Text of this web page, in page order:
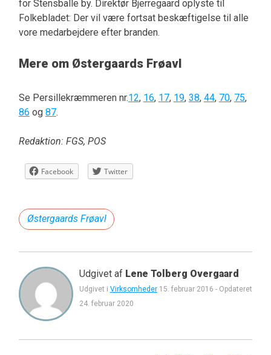
for Stensballe by. Direktør Bjerregaard oplyste til
Folkebladet: Der vil være fortsat beskæftigelse til alle
vore medarbejdere efter branden.
Mere om Østergaards Frøavl
Se Persillekræmmeren nr.12, 16, 17, 19, 38, 44, 70, 75,
86 og 87.
Redaktion: FGS, POS
Facebook Twitter
Østergaards Frøavl
Udgivet af Lene Tolberg Overgaard
Udgivet i Virksomheder 15. februar 2016 - Opdateret
24. februar 2020